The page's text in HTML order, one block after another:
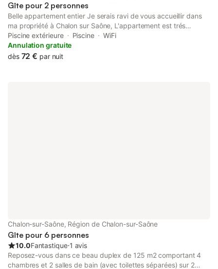
Gîte pour 2 personnes
Belle appartement entier Je serais ravi de vous accueillir dans
ma propriété à Chalon sur Saône, L'appartement est trés
agréable et tout equipé, trés bien situé, et facile d'acces, a 5
minutes de la gare de chalon sur Saône, proche de La poste,
supermarchés, banques, boîte de nuit et tous types de
Piscine extérieure Piscine
WiFi
Annulation gratuite
dès 72 € par nuit
Chalon-sur-Saône, Région de Chalon-sur-Saône
Gîte pour 6 personnes
10.0Fantastique⋅1 avis
Reposez-vous dans ce beau duplex de 125 m2 comportant 4
chambres et 2 salles de bain (avec toilettes séparées) sur 2